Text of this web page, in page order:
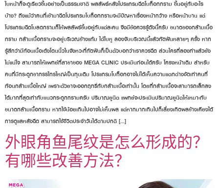
ใบหน้าก็จะดูเรียวขึ้นอย่างเป็นธรรมชาติ ผลลัพธ์หลังโปรแกรมฉีดโบท็อกกราม ขึ้นอยู่กับอะไร
บ้าง? ถึงแม้ว่าคนที่เข้ามาฉีดโปรแกรมโบท็อกกรามจะมีปัญหาเรื่องหน้ากว้าง หรือหน้าบาน แต่
โปรแกรมฉีดโบลดกรามก็ให้ผลลัพธ์ขึ้นอยู่กับแต่ละคน จึงมีข้อควรรู้ดังนี้ครับ ขนาดของกล้ามเนื้อ
กราม กล้ามเนื้อกรามจะอยู่บริเวณข้างแก้ม ใต้ใบหู ลองจับบริเวณนี้แล้วกัดฟันหลายๆ ครั้ง หาก
รู้สึกว่ามีก้อนเนื้อเด้งโดนนิ้วในจังหวะที่กัดฟันก็เป็นตัวบอกว่าเราควรฉีด ส่วนใครที่ลองทำแล้วยัง
ไม่แน่ใจ สามารถให้แพทย์ที่สาขาของ MEGA CLINIC ประเมินก่อนได้ครับ โครงหน้าเดิม สำหรับ
คนที่มีกระดูกขากรรไกรใหญ่เป็นทุนเดิม โปรแกรมโบท็อกอาจไม่ได้เห็นความแตกต่างชัดเท่าคนที่
ก้อนกล้ามเนื้อใหญ่ เพราะตัวยาจะออกฤทธิ์กับกล้ามเนื้อเท่านั้น โดยที่กล้ามเนื้อจะสามารถเล็กลง
ได้มากที่สุดเท่ากับเเนวกระดูกกรามครับ ปริมาณยูนิต แพทย์จะประเมินปริมาณยูนิตให้เหมาะกับ
ขนาดกล้ามเนื้อกราม หากใช้น้อยเกินไปอาจไม่เห็นผล แต่หากมากเกินไปก็เสี่ยงเกิดผลข้างเคียงได้
การดูแลหลังฉีด สามารถใช้ชีวิตประจำวันได้ตามปกติ […]
外眼角鱼尾纹是怎么形成的？
有哪些改善方法？